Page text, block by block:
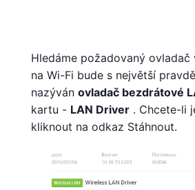
Hledáme požadovaný ovladač
na Wi-Fi bude s největší
nazýván ovladač bezdrátové
kartu - LAN Driver . Chcete-li
kliknout na odkaz Stáhnout.